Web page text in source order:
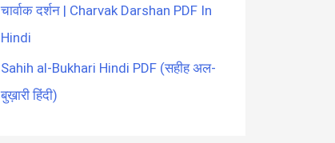
चार्वाक दर्शन | Charvak Darshan PDF In
Hindi
Sahih al-Bukhari Hindi PDF (सहीह अल-
बुख़ारी हिंदी)